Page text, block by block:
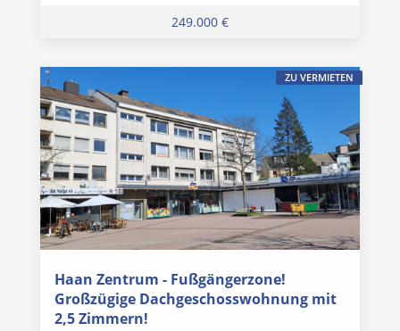
249.000 €
Haan Zentrum - Fußgängerzone!
Großzügige Dachgeschosswohnung mit
2,5 Zimmern!
ZU VERMIETEN